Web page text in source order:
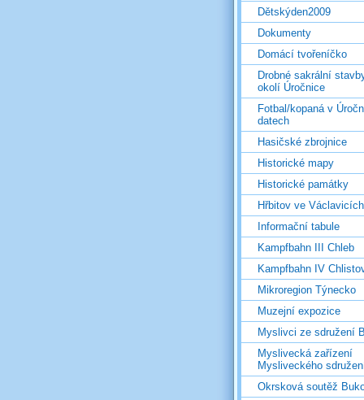
Dětskýden2009
Dokumenty
Domácí tvořeníčko
Drobné sakrální
okolí Úročnice
Fotbal/kopaná v
datech
Hasičské zbrojnice
Historické mapy
Historické památky
Hřbitov ve Václavicích
Informační tabule
Kampfbahn III Chleb
Kampfbahn IV
Mikroregion Týnecko
Muzejní expozice
Myslivci ze sdružení
Myslivecká zařízení
Mysliveckého
Okrsková soutěž